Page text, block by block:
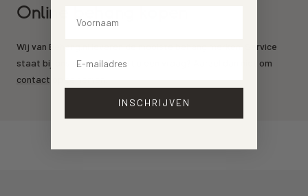
Online behang kopen
Wij van Behang.nl leveren de mooiste behang merken. Service
staat bij ons voorrop. Heeft u een vraag? Aarzel dan niet om
contact
INSCHRIJVEN